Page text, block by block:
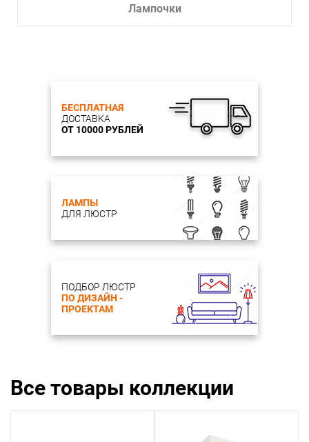
Лампочки
БЕСПЛАТНАЯ
ДОСТАВКА
ОТ 10000 РУБЛЕЙ
ЛАМПЫ
ДЛЯ ЛЮСТР
ПОДБОР ЛЮСТР
ПО ДИЗАЙН -
ПРОЕКТАМ
Все товары коллекции